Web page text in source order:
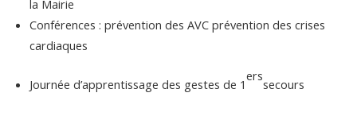
la Mairie
Conférences : prévention des AVC prévention des crises
cardiaques
Journée d’apprentissage des gestes de 1
ers
secours